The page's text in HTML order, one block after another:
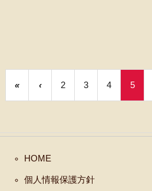
« ‹ 2 3 4 5
HOME
個人情報保護方針